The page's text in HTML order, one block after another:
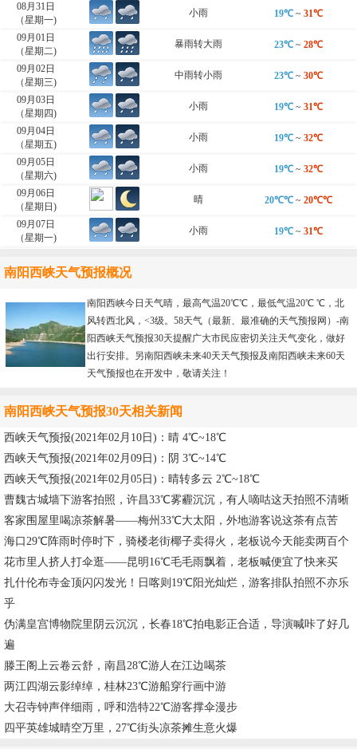
08月31日
（星期一)
小雨 19℃~ 31℃
09月01日
（星期二)
暴雨转大雨 23℃~ 28℃
09月02日
（星期三)
中雨转小雨 23℃~ 30℃
09月03日
（星期四)
小雨 19℃~ 31℃
09月04日
（星期五)
小雨 19℃~ 32℃
09月05日
（星期六)
小雨 19℃~ 32℃
09月06日
（星期日)
晴 20℃℃~ 20℃℃
09月07日
（星期一)
小雨 19℃~ 31℃
南阳西峡天气预报概况
南阳西峡今日天气晴，最高气温20℃℃，最低气温20℃ ℃，北
风转西北风，<3级。58天气（最新、最准确的天气预报网）-南
阳西峡天气预报30天提醒广大市民应密切关注天气变化，做好
出行安排。另南阳西峡未来40天天气预报及南阳西峡未来60天
天气预报也在开发中，敬请关注！
南阳西峡天气预报30天相关新闻
西峡天气预报(2021年02月10日)：晴 4℃~18℃
西峡天气预报(2021年02月09日)：阴 3℃~14℃
西峡天气预报(2021年02月05日)：晴转多云 2℃~18℃
曹魏古城墙下游客拍照，许昌33℃雾霾沉沉，有人嘀咕这天拍照不清晰
客家围屋里喝凉茶解暑——梅州33℃大太阳，外地游客说这茶有点苦
海口29℃阵雨时停时下，骑楼老街椰子卖得火，老板说今天能卖两百个
花市里人挤人打伞逛——昆明16℃毛毛雨飘着，老板喊便宜了快来买
扎什伦布寺金顶闪闪发光！日喀则19℃阳光灿烂，游客排队拍照不亦乐
乎
伪满皇宫博物院里阴云沉沉，长春18℃拍电影正合适，导演喊咔了好几
遍
滕王阁上云卷云舒，南昌28℃游人在江边喝茶
两江四湖云影绰绰，桂林23℃游船穿行画中游
大召寺钟声伴细雨，呼和浩特22℃游客撑伞漫步
四平英雄城晴空万里，27℃街头凉茶摊生意火爆